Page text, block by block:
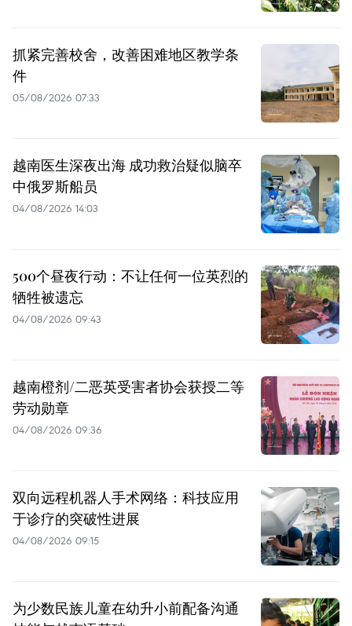
抓紧完善校舍，改善困难地区教学条
件
05/08/2026 07:33
越南医生深夜出海 成功救治疑似脑卒
中俄罗斯船员
04/08/2026 14:03
500个昼夜行动：不让任何一位英烈的
牺牲被遗忘
04/08/2026 09:43
越南橙剂/二恶英受害者协会获授二等
劳动勋章
04/08/2026 09:36
双向远程机器人手术网络：科技应用
于诊疗的突破性进展
04/08/2026 09:15
为少数民族儿童在幼升小前配备沟通